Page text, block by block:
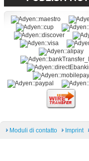
Moduli di contatto Imprint